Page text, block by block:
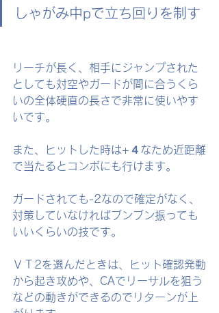
しゃがみ中pで立ち回りを制す
リーチが長く、相手にジャンプされた
としても対空やガードが間に合うくら
いの全体硬直の長さで非常に使いやす
いです。
また、ヒットした時は+４なため近距離
で当たるとコンボにも行けます。
ガードされても-2なので確定がなく、
対策していなければブンブン振っても
いいくらいの技です。
ＶＴ2を選んだときは、ヒット確認発動
から起き攻めや、CAでリーサルを狙う
などの動きができるのでリターンが上